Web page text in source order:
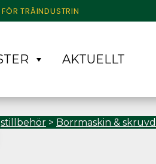
TRÄINDUSTRIN
AKTUELLT
> Borrmaskin &